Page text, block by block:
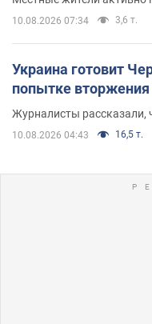
10.08.2026 07:34 3,6 т.
Украина готовит
попытке
Журналисты рассказали,
10.08.2026 04:43 16,5 т.